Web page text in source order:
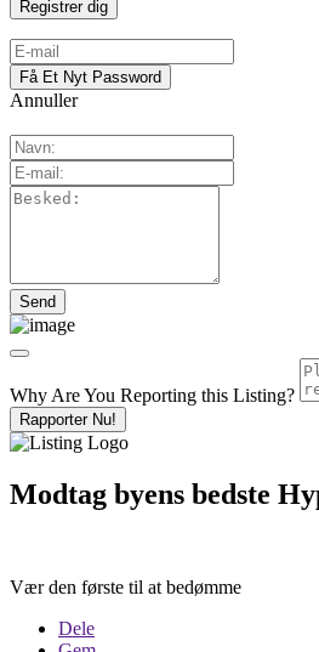
Annuller
Why Are You Reporting this Listing?
Rapporter Nu!
Modtag byens bedste
Vær den første til at bedømme
Dele